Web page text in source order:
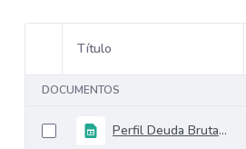
Selección del elemento
Título
DOCUMENTOS
Perfil Deuda Bruta GNC Mayo 2026